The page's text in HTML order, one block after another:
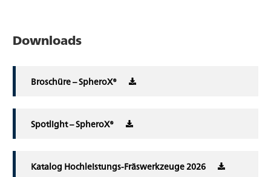
Downloads
Broschüre – SpheroX®
Spotlight – SpheroX®
Katalog Hochleistungs-Fräswerkzeuge 2026